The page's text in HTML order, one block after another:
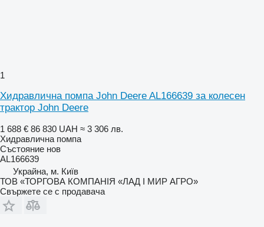
1
Хидравлична помпа John Deere AL166639 за колесен
трактор John Deere
1 688 € 86 830 UAH ≈ 3 306 лв.
Хидравлична помпа
Състояние нов
AL166639
Украйна, м. Київ
ТОВ «ТОРГОВА КОМПАНІЯ «ЛАД І МИР АГРО»
Свържете се с продавача